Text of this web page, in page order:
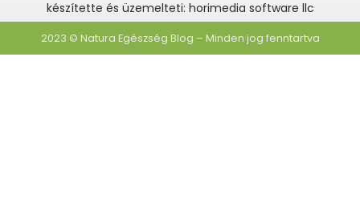
készítette és üzemelteti: horimedia software llc
2023 © Natura Egészség Blog – Minden jog fenntartva